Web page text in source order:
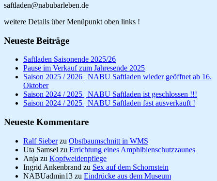
saftladen@nabubarleben.de
weitere Details über Menüpunkt oben links !
Neueste Beiträge
Saftladen Saisonende 2025/26
Pause im Verkauf zum Jahresende 2025
Saison 2025 / 2026 | NABU Saftladen wieder geöffnet ab 16.
Oktober
Saison 2024 / 2025 | NABU Saftladen ist geschlossen !!!
Saison 2024 / 2025 | NABU Saftladen fast ausverkauft !
Neueste Kommentare
Ralf Sieberzu Obstbaumschnitt in WMS
Uta Samsel zu Errichtung eines Amphibienschutzzaunes
Anja zu Kopfweidenpflege
Ingrid Ankenbrand zu Sex auf dem Schornstein
NABUadmin13 zu Eindrücke aus dem Museum